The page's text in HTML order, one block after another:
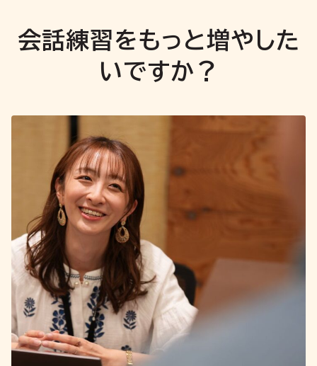
会話練習をもっと増やした
いですか？